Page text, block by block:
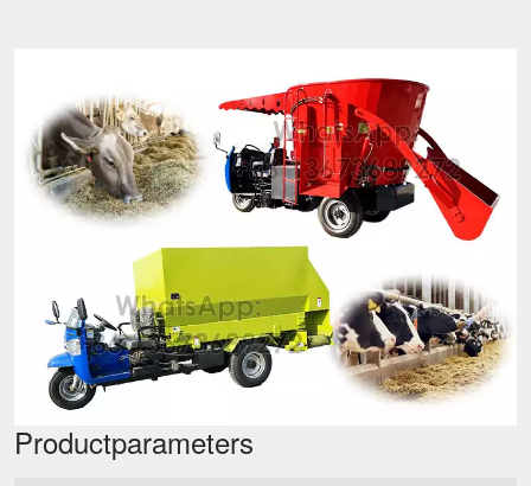
Productparameters